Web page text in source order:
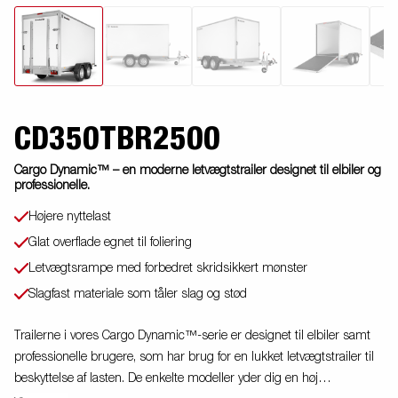
CD350TBR2500
Cargo Dynamic™ – en moderne letvægtstrailer designet til elbiler og
professionelle.
Højere nyttelast
Glat overflade egnet til foliering
Letvægtsrampe med forbedret skridsikkert mønster
Slagfast materiale som tåler slag og stød
Trailerne i vores Cargo Dynamic™-serie er designet til elbiler samt
professionelle brugere, som har brug for en lukket letvægtstrailer til
beskyttelse af lasten. De enkelte modeller yder dig en høj